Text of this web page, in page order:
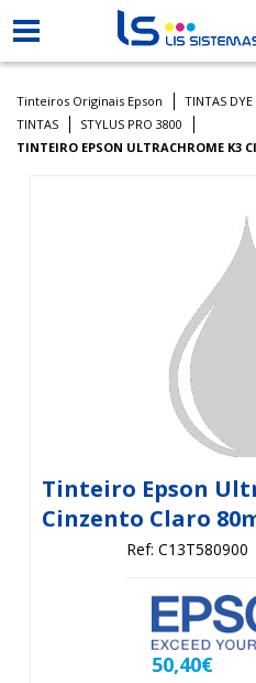
Tinteiros Originais Epson
TINTAS
TINTAS
STYLUS PRO 3800
TINTEIRO EPSON ULTRACHROME K3
Tinteiro Epson
Cinzento Claro
Ref: C13T580900
50,40€